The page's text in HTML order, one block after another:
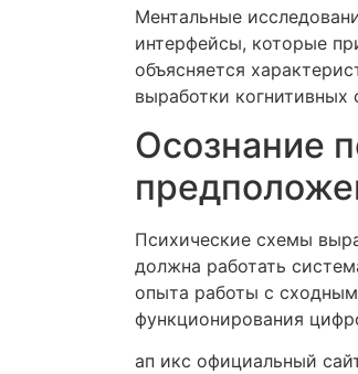
Ментальные
интерфейсы, которые
объясняется
выработки
Осознание
Психические схемы
должна работать
опыта работы с
функционирования
ап икс официальный